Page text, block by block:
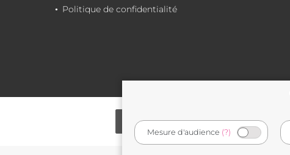
Politique de confidentialité
Mesure d'audience (?)